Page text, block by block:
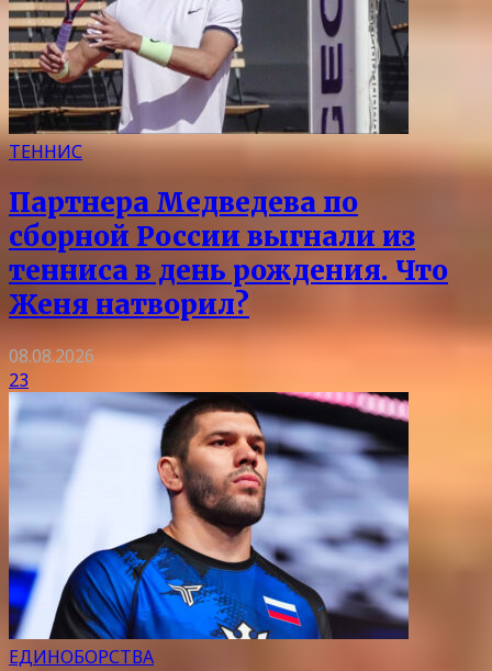
ТЕННИС
Партнера Медведева по
сборной России выгнали из
тенниса в день рождения. Что
Женя натворил?
08.08.2026
23
ЕДИНОБОРСТВА